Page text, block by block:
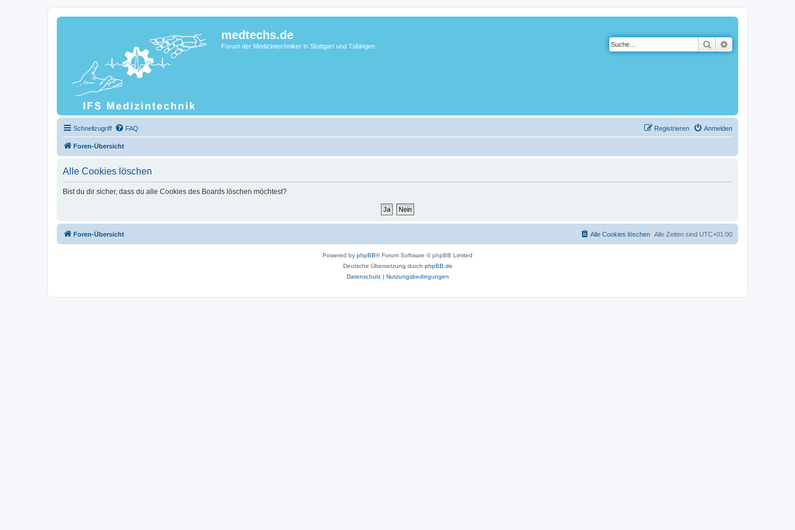
medtechs.de
Forum der Medizintechniker in Stuttgart und Tübingen Suche
Schnellzugriff FAQ Anmelden
Registrieren
Foren-Übersicht
Alle Cookies löschen
Bist du dir sicher, dass du alle Cookies des Boards löschen möchtest?
Foren-Übersicht Alle Zeiten sind UTC+01:00
Alle Cookies löschen
Powered by phpBB® Forum Software © phpBB Limited
Deutsche Übersetzung durch phpBB.de
Datenschutz| Nutzungsbedingungen